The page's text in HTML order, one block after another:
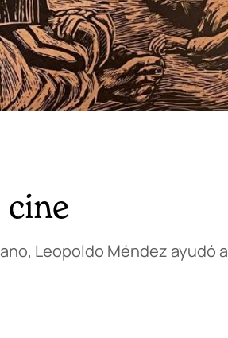
Leopoldo Méndez ayudó a